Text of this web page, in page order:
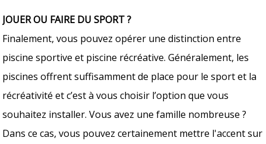
JOUER OU FAIRE DU SPORT ?
Finalement, vous pouvez opérer une distinction entre
piscine sportive et piscine récréative. Généralement, les
piscines offrent suffisamment de place pour le sport et la
récréativité et c’est à vous choisir l’option que vous
souhaitez installer. Vous avez une famille nombreuse ?
Dans ce cas, vous pouvez certainement mettre l'accent sur